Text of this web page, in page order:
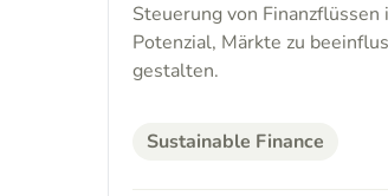
Steuerung von
Potenzial, Märkte zu
gestalten.
Sustainable Finance